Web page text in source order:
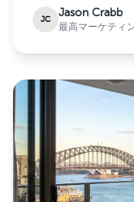
JC
Jason Crabb
最高マーケティ